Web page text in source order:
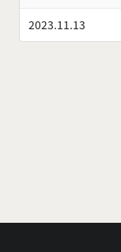
2023.11.13